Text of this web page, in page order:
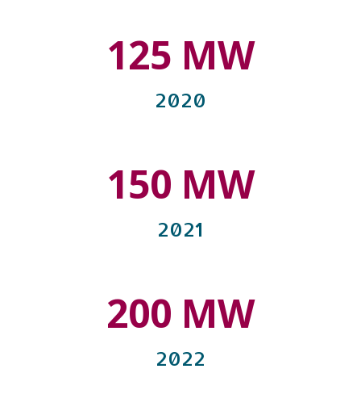
125 MW
2020
150 MW
2021
200 MW
2022